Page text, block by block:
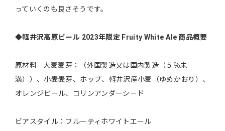
っていくのも良さそうです。
◆軽井沢高原ビール 2023年限定 Fruity White Ale 商品概要
原材料 大麦麦芽：（外国製造又は国内製造（５％未
満））、小麦麦芽、ホップ、軽井沢産小麦（ゆめかおり）、
オレンジピール、コリンアンダーシード
ビアスタイル：フルーティホワイトエール